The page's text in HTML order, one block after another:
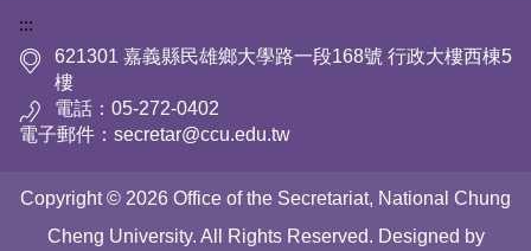
:::
621301 嘉義縣民雄鄉大學路一段168號 行政大樓西棟5
樓
電話：05-272-0402
電子郵件：secretar@ccu.edu.tw
Copyright © 2026 Office of the Secretariat, National Chung
Cheng University. All Rights Reserved. Designed by